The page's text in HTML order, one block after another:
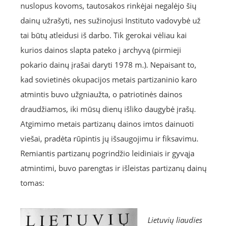
nuslopus kovoms, tautosakos rinkėjai negalėjo šių
dainų užrašyti, nes sužinojusi Instituto vadovybė už
tai būtų atleidusi iš darbo. Tik gerokai vėliau kai
kurios dainos slapta pateko į archyvą (pirmieji
pokario dainų įrašai daryti 1978 m.). Nepaisant to,
kad sovietinės okupacijos metais partizaninio karo
atmintis buvo užgniaužta, o patriotinės dainos
draudžiamos, iki mūsų dienų išliko daugybė įrašų.
Atgimimo metais partizanų dainos imtos dainuoti
viešai, pradėta rūpintis jų išsaugojimu ir fiksavimu.
Remiantis partizanų pogrindžio leidiniais ir gyvąja
atmintimi, buvo parengtas ir išleistas partizanų dainų
tomas:
Lietuvių liaudies